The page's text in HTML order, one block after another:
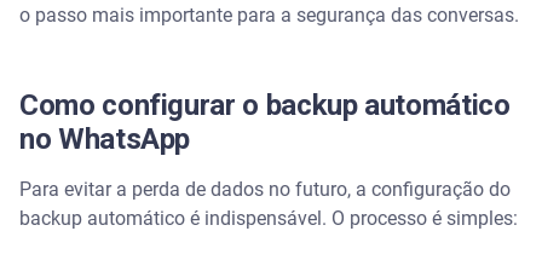
o passo mais importante para a segurança das conversas.
Como configurar o backup automático
no WhatsApp
Para evitar a perda de dados no futuro, a configuração do
backup automático é indispensável. O processo é simples: